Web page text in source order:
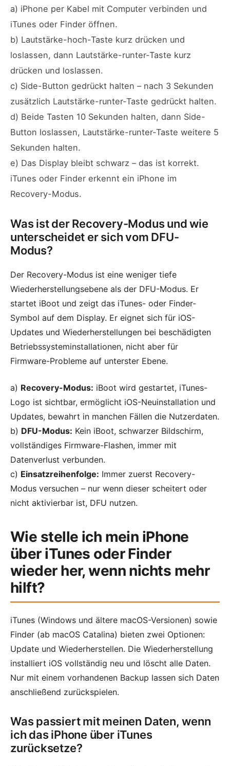
a) iPhone per Kabel mit Computer verbinden und
iTunes oder Finder öffnen.
b) Lautstärke-hoch-Taste kurz drücken und
loslassen, dann Lautstärke-runter-Taste kurz
drücken und loslassen.
c) Side-Button gedrückt halten – nach 3 Sekunden
zusätzlich Lautstärke-runter-Taste gedrückt halten.
d) Beide Tasten 10 Sekunden halten, dann Side-
Button loslassen, Lautstärke-runter-Taste weitere 5
Sekunden halten.
e) Das Display bleibt schwarz – das ist korrekt.
iTunes oder Finder erkennt ein iPhone im
Recovery-Modus.
Was ist der Recovery-Modus und wie
unterscheidet er sich vom DFU-
Modus?
Der Recovery-Modus ist eine weniger tiefe
Wiederherstellungsebene als der DFU-Modus. Er
startet iBoot und zeigt das iTunes- oder Finder-
Symbol auf dem Display. Er eignet sich für iOS-
Updates und Wiederherstellungen bei beschädigten
Betriebssysteminstallationen, nicht aber für
Firmware-Probleme auf unterster Ebene.
a) Recovery-Modus: iBoot wird gestartet, iTunes-
Logo ist sichtbar, ermöglicht iOS-Neuinstallation und
Updates, bewahrt in manchen Fällen die Nutzerdaten.
b) DFU-Modus: Kein iBoot, schwarzer Bildschirm,
vollständiges Firmware-Flashen, immer mit
Datenverlust verbunden.
c) Einsatzreihenfolge: Immer zuerst Recovery-
Modus versuchen – nur wenn dieser scheitert oder
nicht aktivierbar ist, DFU nutzen.
Wie stelle ich mein iPhone
über iTunes oder Finder
wieder her, wenn nichts mehr
hilft?
iTunes (Windows und ältere macOS-Versionen) sowie
Finder (ab macOS Catalina) bieten zwei Optionen:
Update und Wiederherstellen. Die Wiederherstellung
installiert iOS vollständig neu und löscht alle Daten.
Nur mit einem vorhandenen Backup lassen sich Daten
anschließend zurückspielen.
Was passiert mit meinen Daten, wenn
ich das iPhone über iTunes
zurücksetze?